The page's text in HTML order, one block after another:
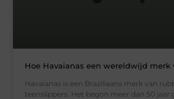
Hoe Havaianas een wereldwijd merk
Havaianas is een Braziliaans merk van
teenslippers. Het begon meer dan 50 jaar